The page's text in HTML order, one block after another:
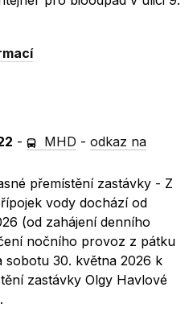
- MHD -odkaz na
přemístění zastávky - Z
vody dochází od
(od zahájení denního
nočního provoz z pátku
sobotu 30. května 2026 k
zastávky Olgy Havlové